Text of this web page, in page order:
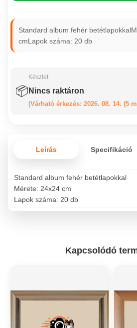
Standard album fehér
cmLapok száma: 20 db
📦
Készlet
Nincs raktáron
(Várható érkezés: 2026. 08. 14. (5
Leírás Specifikáció
Standard album fehér betétlapokkal
Mérete: 24x24 cm
Lapok száma: 20 db
Kapcsolódó